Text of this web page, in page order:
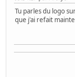
Tu parles du logo
que j'ai refait